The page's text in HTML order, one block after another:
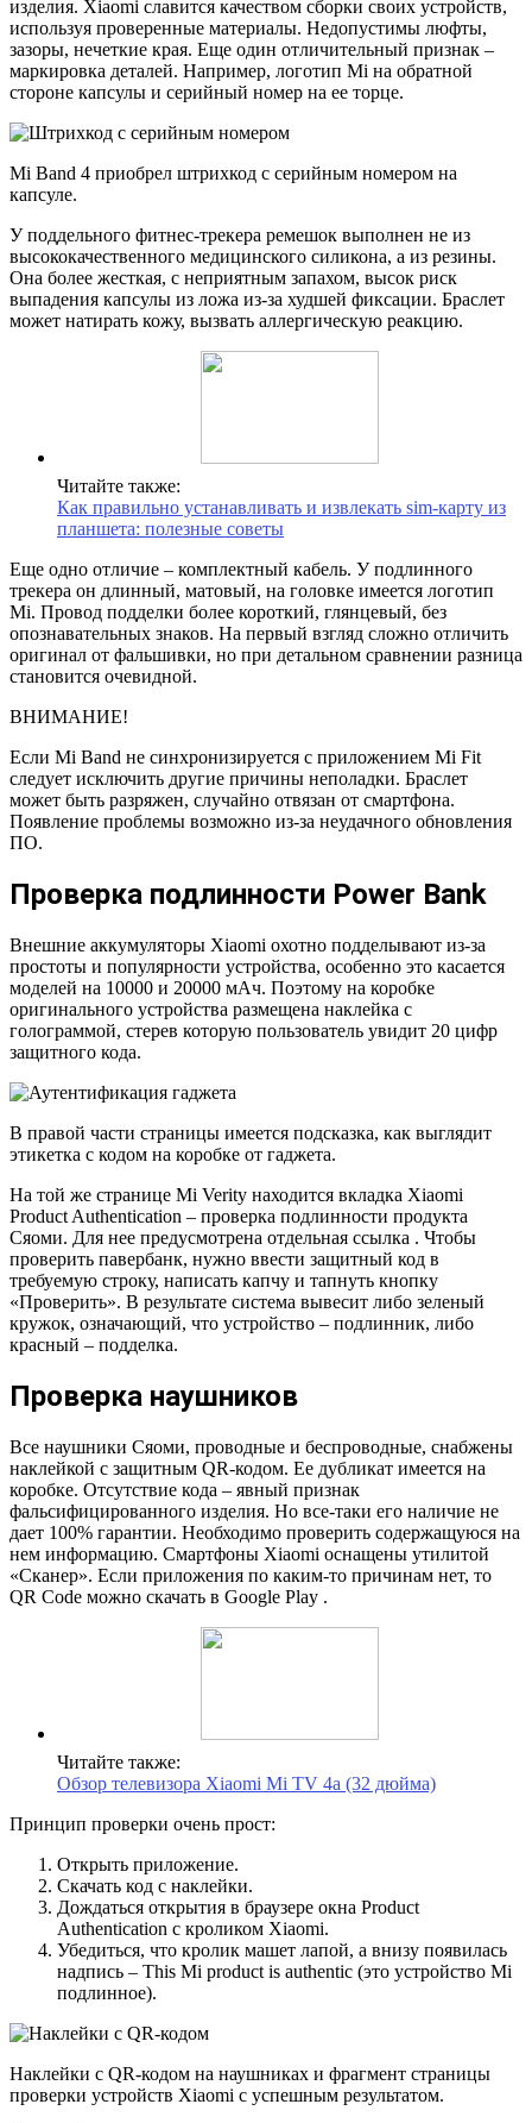
изделия. Xiaomi славится качеством сборки своих устройств,
используя проверенные материалы. Недопустимы люфты,
зазоры, нечеткие края. Еще один отличительный признак –
маркировка деталей. Например, логотип Mi на обратной
стороне капсулы и серийный номер на ее торце.
Mi Band 4 приобрел штрихкод с серийным номером на
капсуле.
У поддельного фитнес-трекера ремешок выполнен не из
высококачественного медицинского силикона, а из резины.
Она более жесткая, с неприятным запахом, высок риск
выпадения капсулы из ложа из-за худшей фиксации. Браслет
может натирать кожу, вызвать аллергическую реакцию.
Читайте также:
Как правильно устанавливать и извлекать sim-карту из
планшета: полезные советы
Еще одно отличие – комплектный кабель. У подлинного
трекера он длинный, матовый, на головке имеется логотип
Mi. Провод подделки более короткий, глянцевый, без
опознавательных знаков. На первый взгляд сложно отличить
оригинал от фальшивки, но при детальном сравнении разница
становится очевидной.
ВНИМАНИЕ!
Если Mi Band не синхронизируется с приложением Mi Fit
следует исключить другие причины неполадки. Браслет
может быть разряжен, случайно отвязан от смартфона.
Появление проблемы возможно из-за неудачного обновления
ПО.
Проверка подлинности Power Bank
Внешние аккумуляторы Xiaomi охотно подделывают из-за
простоты и популярности устройства, особенно это касается
моделей на 10000 и 20000 мАч. Поэтому на коробке
оригинального устройства размещена наклейка с
голограммой, стерев которую пользователь увидит 20 цифр
защитного кода.
В правой части страницы имеется подсказка, как выглядит
этикетка с кодом на коробке от гаджета.
На той же странице Mi Verity находится вкладка Xiaomi
Product Authentication – проверка подлинности продукта
Сяоми. Для нее предусмотрена отдельная ссылка . Чтобы
проверить павербанк, нужно ввести защитный код в
требуемую строку, написать капчу и тапнуть кнопку
«Проверить». В результате система вывесит либо зеленый
кружок, означающий, что устройство – подлинник, либо
красный – подделка.
Проверка наушников
Все наушники Сяоми, проводные и беспроводные, снабжены
наклейкой с защитным QR-кодом. Ее дубликат имеется на
коробке. Отсутствие кода – явный признак
фальсифицированного изделия. Но все-таки его наличие не
дает 100% гарантии. Необходимо проверить содержащуюся на
нем информацию. Смартфоны Xiaomi оснащены утилитой
«Сканер». Если приложения по каким-то причинам нет, то
QR Code можно скачать в Google Play .
Читайте также:
Обзор телевизора Xiaomi Mi TV 4a (32 дюйма)
Принцип проверки очень прост:
Открыть приложение.
Скачать код с наклейки.
Дождаться открытия в браузере окна Product
Authentication с кроликом Xiaomi.
Убедиться, что кролик машет лапой, а внизу появилась
надпись – This Mi product is authentic (это устройство Mi
подлинное).
Наклейки с QR-кодом на наушниках и фрагмент страницы
проверки устройств Xiaomi с успешным результатом.